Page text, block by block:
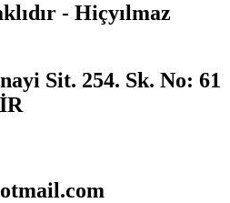
- Hiçyılmaz
Sit. 254. Sk. No: 61